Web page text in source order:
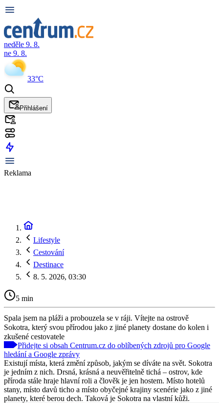
neděle 9. 8.
ne 9. 8.
33°C
Přihlášení
Reklama
Lifestyle
Cestování
Destinace
8. 5. 2026, 03:30
5 min
Spala jsem na pláži a probouzela se v ráji. Vítejte na ostrově
Sokotra, který svou přírodou jako z jiné planety dostane do kolen i
zkušené cestovatele
Přidejte si obsah Centrum.cz do oblíbených zdrojů pro Google
hledání a Google zprávy
Existují místa, která změní způsob, jakým se díváte na svět. Sokotra
je jedním z nich. Drsná, krásná a neuvěřitelně tichá – ostrov, kde
příroda stále hraje hlavní roli a člověk je jen hostem. Místo hotelů
stany, místo davů ticho a místo obyčejné krajiny scenérie jako z jiné
planety, které berou dech. Taková je Sokotra na vlastní kůži.